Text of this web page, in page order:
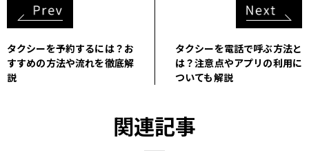
タクシーを予約するには？お
すすめの方法や流れを徹底解
説
タクシーを電話で呼ぶ方法と
は？注意点やアプリの利用に
ついても解説
関連記事